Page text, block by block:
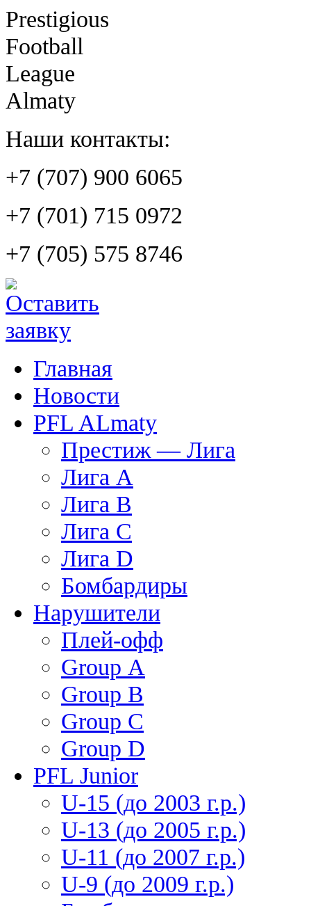
Prestigious
Football
League
Almaty
Наши контакты:
+7 (707) 900 6065
+7 (701) 715 0972
+7 (705) 575 8746
Главная
Новости
PFL ALmaty
Престиж — Лига
Лига A
Лига B
Лига C
Лига D
Бомбардиры
Нарушители
Плей-офф
Group А
Group В
Group С
Group D
PFL Junior
U-15 (до 2003 г.р.)
U-13 (до 2005 г.р.)
U-11 (до 2007 г.р.)
U-9 (до 2009 г.р.)